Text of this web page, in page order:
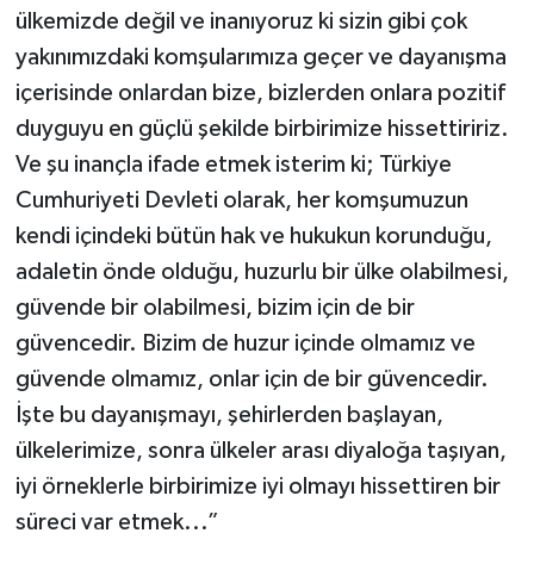
ülkemizde değil ve inanıyoruz ki sizin gibi çok
yakınımızdaki komşularımıza geçer ve dayanışma
içerisinde onlardan bize, bizlerden onlara pozitif
duyguyu en güçlü şekilde birbirimize hissettiririz.
Ve şu inançla ifade etmek isterim ki; Türkiye
Cumhuriyeti Devleti olarak, her komşumuzun
kendi içindeki bütün hak ve hukukun korunduğu,
adaletin önde olduğu, huzurlu bir ülke olabilmesi,
güvende bir olabilmesi, bizim için de bir
güvencedir. Bizim de huzur içinde olmamız ve
güvende olmamız, onlar için de bir güvencedir.
İşte bu dayanışmayı, şehirlerden başlayan,
ülkelerimize, sonra ülkeler arası diyaloğa taşıyan,
iyi örneklerle birbirimize iyi olmayı hissettiren bir
süreci var etmek...”